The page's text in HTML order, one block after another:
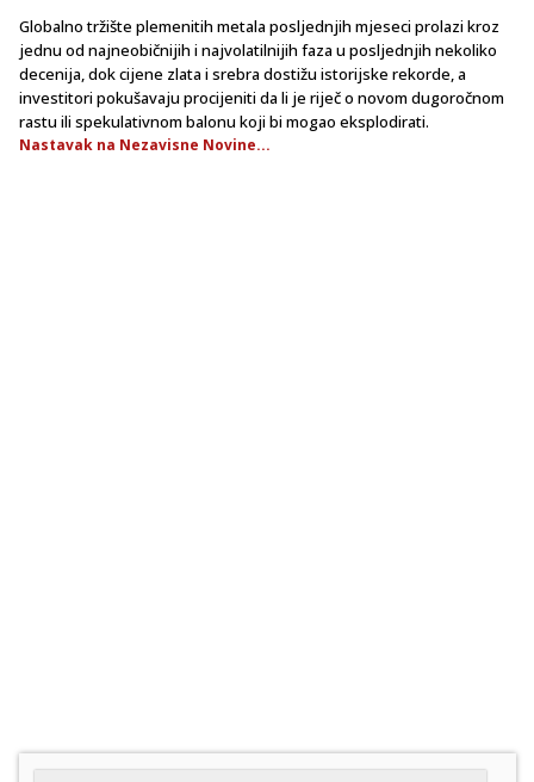
​Globalno tržište plemenitih metala posljednjih mjeseci prolazi kroz
jednu od najneobičnijih i najvolatilnijih faza u posljednjih nekoliko
decenija, dok cijene zlata i srebra dostižu istorijske rekorde, a
investitori pokušavaju procijeniti da li je riječ o novom dugoročnom
rastu ili spekulativnom balonu koji bi mogao eksplodirati.
Nastavak na Nezavisne Novine...